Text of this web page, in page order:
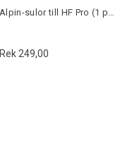
Alpin-sulor till HF Pro (1 par)
Rek 249,00